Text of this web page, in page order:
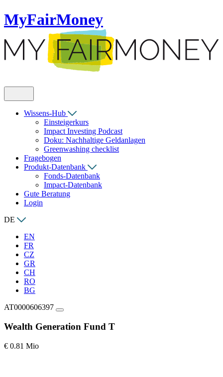
MyFairMoney
Wissens-Hub
Einsteigerkurs
Impact Investing Podcast
Doku: Nachhaltige Geldanlagen
Greenwashing checklist
Fragebogen
Produkt-Datenbank
Fonds-Datenbank
Impact-Datenbank
Gute Beratung
Login
DE
EN
FR
CZ
GR
CH
RO
BG
AT0000606397
Wealth Generation Fund T
€ 0.81 Mio